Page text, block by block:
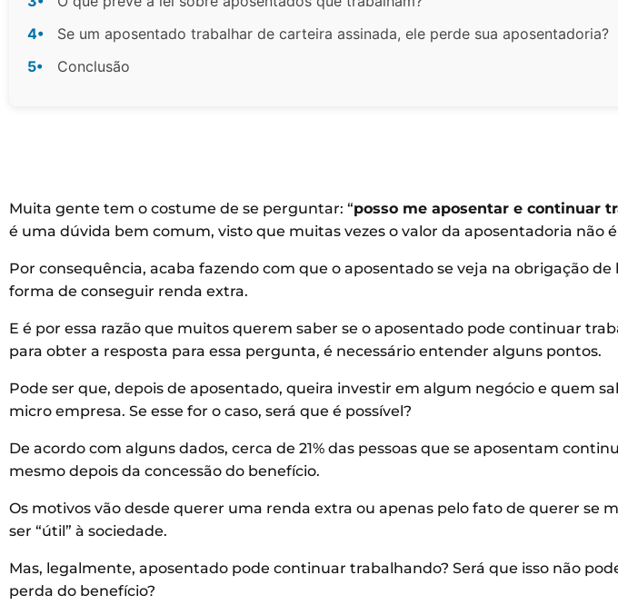
4•
Se um aposentado trabalhar de carteira assinada, ele perde sua aposentadoria?
5•
Conclusão
Muita gente tem o costume de se perguntar: “posso me aposentar e continuar
é uma dúvida bem comum, visto que muitas vezes o valor da aposentadoria não
Por consequência, acaba fazendo com que o aposentado se veja na obrigação
forma de conseguir renda extra.
E é por essa razão que muitos querem saber se o aposentado pode continuar
para obter a resposta para essa pergunta, é necessário entender alguns pontos.
Pode ser que, depois de aposentado, queira investir em algum negócio e quem
micro empresa. Se esse for o caso, será que é possível?
De acordo com alguns dados, cerca de 21% das pessoas que se aposentam
mesmo depois da concessão do benefício.
Os motivos vão desde querer uma renda extra ou apenas pelo fato de querer se
ser “útil” à sociedade.
Mas, legalmente, aposentado pode continuar trabalhando? Será que isso não
perda do benefício?